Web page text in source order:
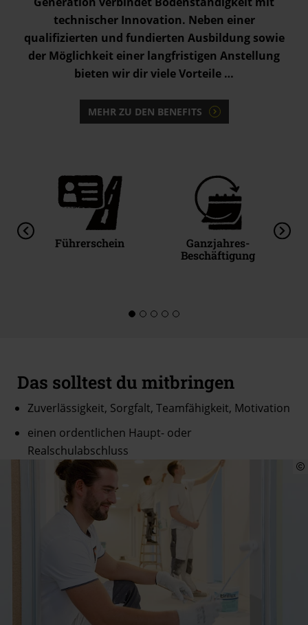
technischer Innovation. Neben einer
qualifizierten und fundierten Ausbildung sowie
der Möglichkeit einer langfristigen Anstellung
bieten wir dir viele Vorteile …
MEHR ZU DEN BENEFITS
Führerschein
Ganzjahres-
Beschäftigung
Das solltest du mitbringen
Zuverlässigkeit, Sorgfalt, Teamfähigkeit, Motivation
einen ordentlichen Haupt- oder
Realschulabschluss